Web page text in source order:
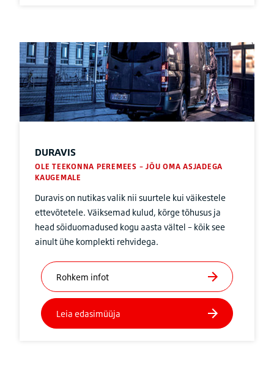
DURAVIS
OLE TEEKONNA PEREMEES – JÕU OMA ASJADEGA
KAUGEMALE
Duravis on nutikas valik nii suurtele kui väikestele
ettevõtetele. Väiksemad kulud, kõrge tõhusus ja
head sõiduomadused kogu aasta vältel – kõik see
ainult ühe komplekti rehvidega.